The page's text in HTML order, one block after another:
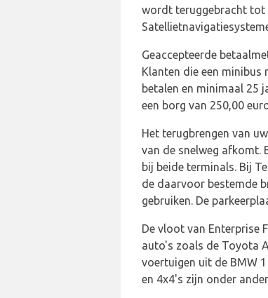
wordt teruggebracht tot
Geaccepteerde
Klanten die een minibus
betalen en minimaal 25
een borg van 250,00
Het terugbrengen van
van de snelweg afkomt.
bij beide terminals. Bij
de daarvoor bestemde
gebruiken. De
De vloot van Enterprise
auto's zoals de Toyota
voertuigen uit de BMW
en 4x4's zijn onder